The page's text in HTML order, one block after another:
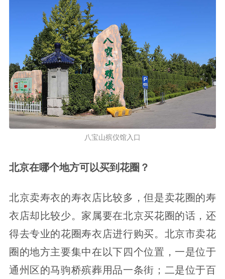
八宝山殡仪馆入口
北京在哪个地方可以买到花圈？
北京卖寿衣的寿衣店比较多，但是卖花圈的寿
衣店却比较少。家属要在北京买花圈的话，还
得去专业的花圈寿衣店进行购买。北京市卖花
圈的地方主要集中在以下四个位置，一是位于
通州区的马驹桥殡葬用品一条街；二是位于百